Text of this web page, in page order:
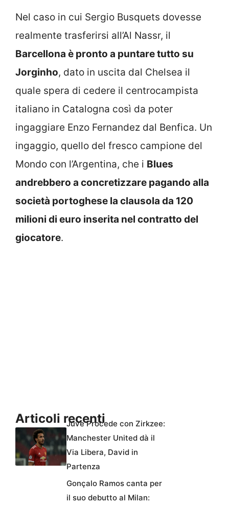
Nel caso in cui Sergio Busquets dovesse
realmente trasferirsi all’Al Nassr, il
Barcellona è pronto a puntare tutto su
Jorginho, dato in uscita dal Chelsea il
quale spera di cedere il centrocampista
italiano in Catalogna così da poter
ingaggiare Enzo Fernandez dal Benfica. Un
ingaggio, quello del fresco campione del
Mondo con l’Argentina, che i Blues
andrebbero a concretizzare pagando alla
società portoghese la clausola da 120
milioni di euro inserita nel contratto del
giocatore.
Articoli recentiJuve Procede con Zirkzee:
Manchester United dà il
Via Libera, David in
Partenza
Gonçalo Ramos canta per
il suo debutto al Milan: